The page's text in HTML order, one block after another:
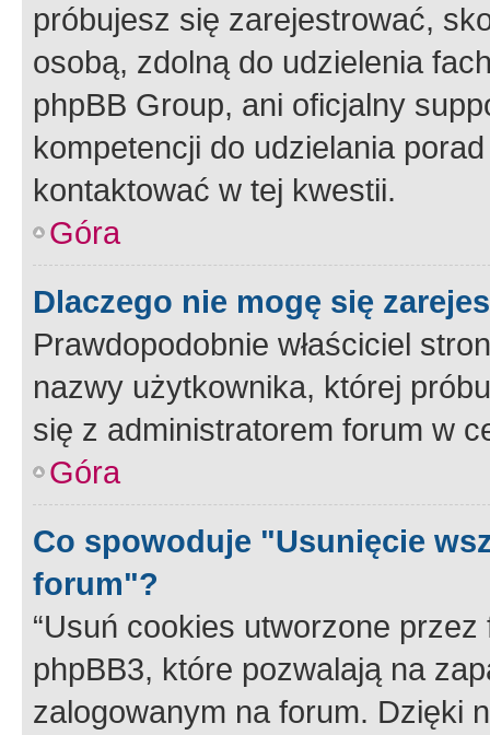
próbujesz się zarejestrować,
osobą, zdolną do udzielenia
phpBB Group, ani oficjalny
kompetencji do udzielania
kontaktować w tej kwestii.
Góra
Dlaczego nie mogę się
Prawdopodobnie właściciel
nazwy użytkownika, której
się z administratorem forum w
Góra
Co spowoduje "Usunięcie
forum"?
“Usuń cookies utworzone
phpBB3, które pozwalają na
zalogowanym na forum. Dzięki